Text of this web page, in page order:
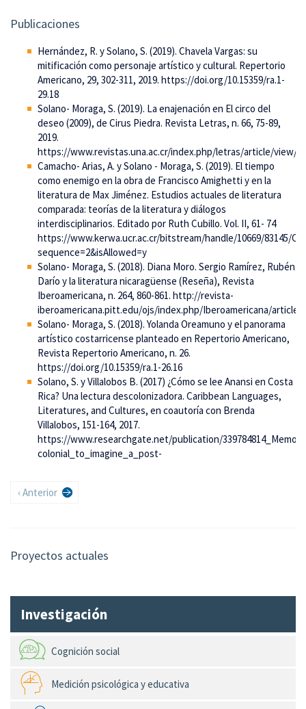
Publicaciones
Hernández, R. y Solano, S. (2019). Chavela Vargas: su
mitificación como personaje artístico y cultural. Repertorio
Americano, 29, 302-311, 2019. https://doi.org/10.15359/ra.1-
29.18
Solano- Moraga, S. (2019). La enajenación en El circo del
deseo (2009), de Cirus Piedra. Revista Letras, n. 66, 75-89,
2019.
https://www.revistas.una.ac.cr/index.php/letras/article/view/
Camacho- Arias, A. y Solano - Moraga, S. (2019). El tiempo
como enemigo en la obra de Francisco Amighetti y en la
literatura de Max Jiménez. Estudios actuales de literatura
comparada: teorías de la literatura y diálogos
interdisciplinarios. Editado por Ruth Cubillo. Vol. II, 61- 74
https://www.kerwa.ucr.ac.cr/bitstream/handle/10669/83145/
sequence=2&isAllowed=y
Solano- Moraga, S. (2018). Diana Moro. Sergio Ramírez, Rubén
Darío y la literatura nicaragüense (Reseña), Revista
Iberoamericana, n. 264, 860-861. http://revista-
iberoamericana.pitt.edu/ojs/index.php/Iberoamericana/article/
Solano- Moraga, S. (2018). Yolanda Oreamuno y el panorama
artístico costarricense planteado en Repertorio Americano,
Revista Repertorio Americano, n. 26.
https://doi.org/10.15359/ra.1-26.16
Solano, S. y Villalobos B. (2017) ¿Cómo se lee Anansi en Costa
Rica? Una lectura descolonizadora. Caribbean Languages,
Literatures, and Cultures, en coautoría con Brenda
Villalobos, 151-164, 2017.
https://www.researchgate.net/publication/
colonial_to_imagine_a_post-
Paginación
Página
‹ Anterior
Proyectos actuales
Investigación
Cognición social
Medición psicológica y educativa